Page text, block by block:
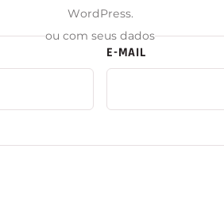
WordPress.
ou com seus dados
E-MAIL